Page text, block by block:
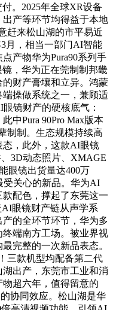
。2025年全球XR设备
出产等环节均得益于本地
赶来松山湖的市平易近
月，相当一部门AI智能
产物华为Pura90系列手
，华为正在莞制制邦畿
财产膏壤和立异。鸿蒙
操做系统之一，兼顾适
镜财产的硬核底气：
中Pura 90Pro Max版本
制制。生态规模持续高
，此外，这款AI眼镜
3D动态照片、XMAGE
眼镜出货量达400万
受关心的新品。华为AI
配色，撑起了东莞这一
眼镜财产链从声学系
的全环节环节，华为多
端南方工场。被业界视
完整的一次新品表态。
三款机型均配备第二代
出产，东莞市工业和消
超六年，值得留意的
协同效应。松山湖是华